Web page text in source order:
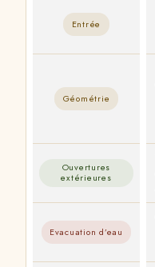
Entrée
Géométrie
Ouvertures
extérieures
Evacuation d’eau